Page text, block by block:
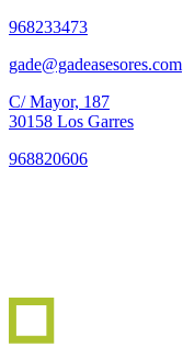
968233473
gade@gadeasesores.com
C/ Mayor, 187
30158 Los Garres
968820606